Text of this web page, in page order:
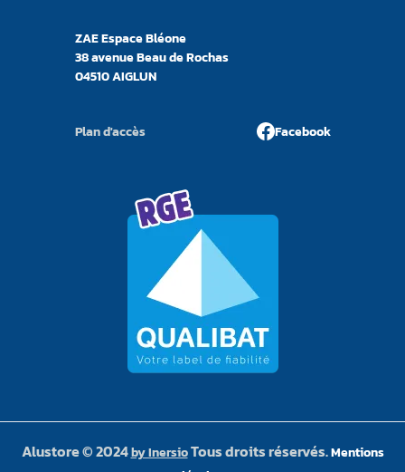
ZAE Espace Bléone
38 avenue Beau de Rochas
04510 AIGLUN
Plan d'accès Facebook
Alustore © 2024by InersioTous droits réservés.Mentions